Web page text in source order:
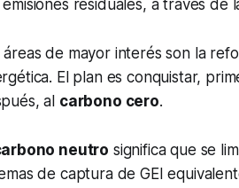
emisiones residuales, a través de
áreas de mayor interés son la
El plan es conquistar,
al carbono cero.
neutro significa que se
de captura de GEI